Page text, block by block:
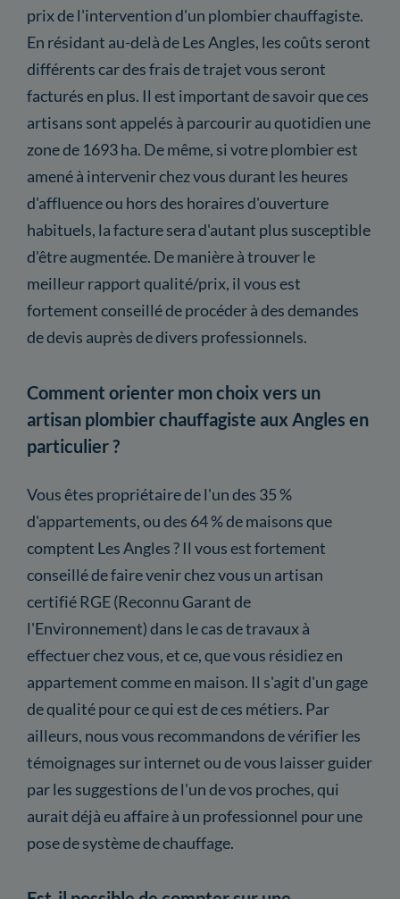
prix de l'intervention d'un plombier chauffagiste.
En résidant au-delà de Les Angles, les coûts seront
différents car des frais de trajet vous seront
facturés en plus. Il est important de savoir que ces
artisans sont appelés à parcourir au quotidien une
zone de 1693 ha. De même, si votre plombier est
amené à intervenir chez vous durant les heures
d'affluence ou hors des horaires d'ouverture
habituels, la facture sera d'autant plus susceptible
d'être augmentée. De manière à trouver le
meilleur rapport qualité/prix, il vous est
fortement conseillé de procéder à des demandes
de devis auprès de divers professionnels.
Comment orienter mon choix vers un
artisan plombier chauffagiste aux Angles en
particulier ?
Vous êtes propriétaire de l'un des 35 %
d'appartements, ou des 64 % de maisons que
comptent Les Angles ? Il vous est fortement
conseillé de faire venir chez vous un artisan
certifié RGE (Reconnu Garant de
l'Environnement) dans le cas de travaux à
effectuer chez vous, et ce, que vous résidiez en
appartement comme en maison. Il s'agit d'un gage
de qualité pour ce qui est de ces métiers. Par
ailleurs, nous vous recommandons de vérifier les
témoignages sur internet ou de vous laisser guider
par les suggestions de l'un de vos proches, qui
aurait déjà eu affaire à un professionnel pour une
pose de système de chauffage.